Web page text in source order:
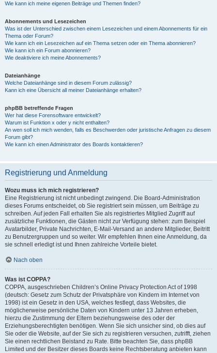
Wie kann ich meine eigenen Beiträge und Themen finden?
Abonnements und Lesezeichen
Was ist der Unterschied zwischen einem Lesezeichen und einem Abonnements für ein
Thema oder Forum?
Wie kann ich ein Lesezeichen auf ein Thema setzen oder ein Thema abonnieren?
Wie kann ich ein Forum abonnieren?
Wie deaktiviere ich meine Abonnements?
Dateianhänge
Welche Dateianhänge sind in diesem Forum zulässig?
Kann ich eine Übersicht all meiner Dateianhänge erhalten?
phpBB betreffende Fragen
Wer hat diese Forensoftware entwickelt?
Warum ist Funktion x oder y nicht enthalten?
An wen soll ich mich wenden, falls es Beschwerden oder juristische Anfragen zu diesem
Forum gibt?
Wie kann ich einen Administrator des Boards kontaktieren?
Registrierung und Anmeldung
Wozu muss ich mich registrieren?
Eine Registrierung ist nicht unbedingt zwingend. Die Board-Administration
dieses Forums entscheidet, ob Sie registriert sein müssen, um Beiträge zu
schreiben. Auf jeden Fall erhalten Sie als registriertes Mitglied Zugriff auf
zusätzliche Funktionen, die Gästen nicht zur Verfügung stehen: zum Beispiel
Avatarbilder, Private Nachrichten, E-Mail-Versand an andere Mitglieder, Beitritt
zu Benutzergruppen und so weiter. Wir empfehlen Ihnen eine Anmeldung, da
sie schnell erledigt ist und Ihnen zahlreiche Vorteile bietet.
Nach oben
Was ist COPPA?
COPPA, ausgeschrieben Children’s Online Privacy Protection Act of 1998
(deutsch: Gesetz zum Schutz der Privatsphäre von Kindern im Internet von
1998) ist ein Gesetz in den USA, welches festlegt, dass Websites, die
möglicherweise persönliche Daten von Kindern unter 13 Jahren erheben,
hierzu die Zustimmung der Eltern beziehungsweise des oder der
Erziehungsberechtigten benötigen. Wenn Sie sich unsicher sind, ob dies auf
Sie oder die Website, auf der Sie sich zu registrieren versuchen, zutrifft, ziehen
Sie einen rechtlichen Beistand zu Rate. Bitte beachten Sie, dass phpBB
Limited und der Besitzer dieses Boards keine Rechtsberatung anbieten kann